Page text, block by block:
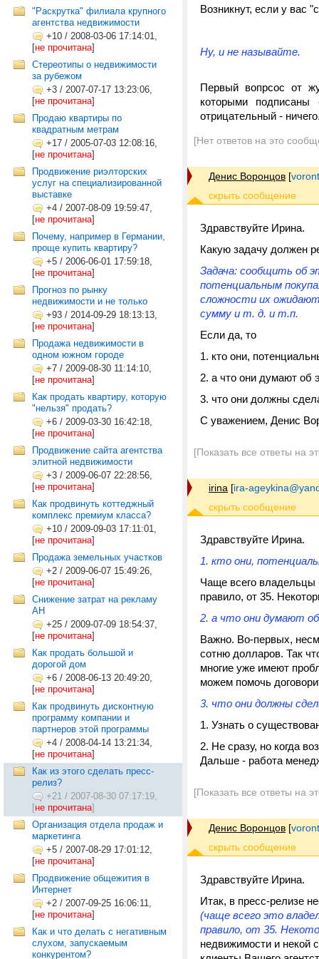
"Раскрутка" филиала крупного
агентства недвижимости
+10 / 2008-03-06 17:14:01,
[не прочитана]
Стереотипы о недвижимости
за рубежом
+3 / 2007-07-17 13:23:06,
[не прочитана]
Продаю квартиры по
квадратным метрам
+17 / 2005-07-03 12:08:16,
[не прочитана]
Продвижение риэлторских
услуг на специализированной
выставке
+4 / 2007-08-09 19:59:47,
[не прочитана]
Почему, например в Германии,
проще купить квартиру?
+5 / 2006-06-01 17:59:18,
[не прочитана]
Прогноз по рынку
недвижимости и не только
+93 / 2014-09-29 18:13:13,
[не прочитана]
Продажа недвижимости в
одном южном городе
+7 / 2009-08-30 11:14:10,
[не прочитана]
Как продать квартиру, которую
"нельзя" продать?
+6 / 2009-03-30 16:42:18,
[не прочитана]
Продвижение сайта агентства
элитной недвижимости
+3 / 2009-06-07 22:28:56,
[не прочитана]
Как продвинуть коттеджный
комплекс премиум класса?
+10 / 2009-09-03 17:11:01,
[не прочитана]
Продажа земельных участков
+2 / 2009-06-07 15:49:26,
[не прочитана]
Снижение затрат на рекламу
АН
+25 / 2009-07-09 18:54:37,
[не прочитана]
Как продать большой и
дорогой дом
+6 / 2008-06-13 20:49:20,
[не прочитана]
Как продвинуть дисконтную
программу компании и
партнеров этой программы
+4 / 2008-04-14 13:21:34,
[не прочитана]
Как из этого сделать пресс-
релиз?
+21 / 2007-08-30 07:17:19,
[не прочитана]
Организация отдела продаж и
маркетинга
+5 / 2007-08-29 17:01:12,
[не прочитана]
Продвижение общежития в
Интернет
+2 / 2007-09-25 16:06:11,
[не прочитана]
Как и что делать с негативным
слухом, запускаемым
конкурентом?
Возникнут, если у вас
Ну, и не называйте.
Первый вопрсос от
которыми
отрицательный -
[Нет ответов на это
Денис Воронцов [
Здравствуйте Ирина.
Какую задачу должен
Задача: сообщить об
потенциальным
сложности их ожидают
сумму и т. д. и т.п.
Если да, то
1. кто они,
2. а что они думают об
3. что они должны
С уважением, Денис
[Показать все ответы на
irina [ira-
Здравствуйте Ирина.
1. кто они,
Чаще всего владельцы
правило, от 35.
2. а что они думают
Важно. Во-первых,
сотню долларов. Так
многие уже имеют
можем помочь
3. что они должны
1. Узнать о
2. Не сразу, но когда
Дальше - работа
[Показать все ответы на
Денис Воронцов [
Здравствуйте Ирина.
Итак, в пресс-релизе
(чаще всего это
правило, от 35.
недвижимости и некой